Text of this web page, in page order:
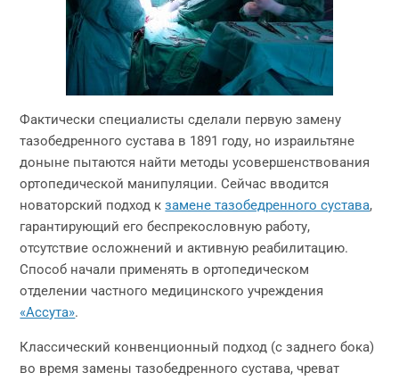
Фактически специалисты сделали первую замену
тазобедренного сустава в 1891 году, но израильтяне
доныне пытаются найти методы усовершенствования
ортопедической манипуляции. Сейчас вводится
новаторский подход кзамене тазобедренного сустава,
гарантирующий его беспрекословную работу,
отсутствие осложнений и активную реабилитацию.
Способ начали применять в ортопедическом
отделении частного медицинского учреждения
«Ассута».
Классический конвенционный подход (с заднего бока)
во время замены тазобедренного сустава, чреват